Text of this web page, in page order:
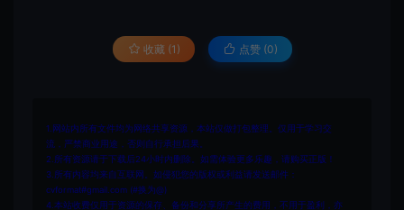
收藏 (1) 点赞 (0)
1.网站内所有文件均为网络共享资源，本站仅做打包整理。仅用于学习交
流，严禁商业用途，否则自行承担后果。
2.所有资源请于下载后24小时内删除。如需体验更多乐趣，请购买正版！
3.所有内容均来自互联网。如侵犯您的版权或利益请发送邮件：
cvformat#gmail.com (#换为@)
4.本站收费仅用于资源的保存、备份和分享所产生的费用，不用于盈利，亦